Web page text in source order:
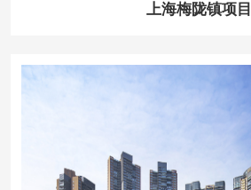
上海梅陇镇项目